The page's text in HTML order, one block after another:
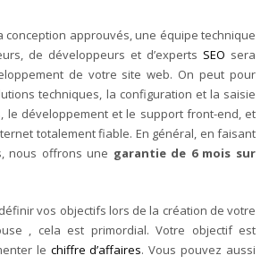
conception approuvés, une équipe technique
de développeurs et d’experts SEO sera
de votre site web. On peut pour
techniques, la configuration et la saisie
le développement et le support front-end, et
totalement fiable. En général, en faisant
nous offrons une garantie de 6 mois sur
vos objectifs lors de la création de votre
, cela est primordial. Votre objectif est
le chiffre d’affaires. Vous pouvez aussi